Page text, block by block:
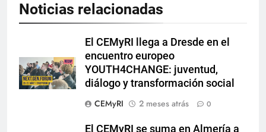
Noticias relacionadas
El CEMyRI llega a Dresde en el
encuentro europeo
YOUTH4CHANGE: juventud,
diálogo y transformación social
CEMyRI
2 meses atrás 0
El CEMyRI se suma en Almería a